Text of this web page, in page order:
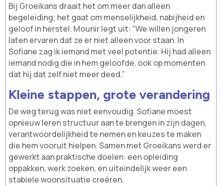
Bij Groeikans draait het om meer dan alleen
begeleiding; het gaat om menselijkheid, nabijheid en
geloof in herstel. Mounir legt uit: “We willen jongeren
laten ervaren dat ze er niet alleen voor staan. In
Sofiane zag ik iemand met veel potentie. Hij had alleen
iemand nodig die in hem geloofde, ook op momenten
dat hij dat zelf niet meer deed.”
Kleine stappen, grote verandering
De weg terug was niet eenvoudig. Sofiane moest
opnieuw leren structuur aan te brengen in zijn dagen,
verantwoordelijkheid te nemen en keuzes te maken
die hem vooruit hielpen. Samen met Groeikans werd er
gewerkt aan praktische doelen: een opleiding
oppakken, werk zoeken, en uiteindelijk weer een
stabiele woonsituatie creëren.